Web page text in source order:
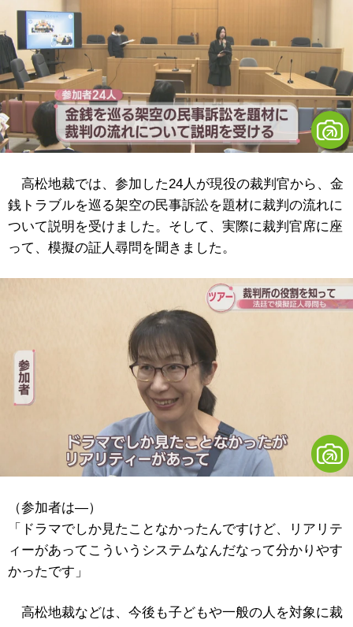
高松地裁では、参加した24人が現役の裁判官から、金
銭トラブルを巡る架空の民事訴訟を題材に裁判の流れに
ついて説明を受けました。そして、実際に裁判官席に座
って、模擬の証人尋問を聞きました。
（参加者は―）
「ドラマでしか見たことなかったんですけど、リアリテ
ィーがあってこういうシステムなんだなって分かりやす
かったです」
高松地裁などは、今後も子どもや一般の人を対象に裁